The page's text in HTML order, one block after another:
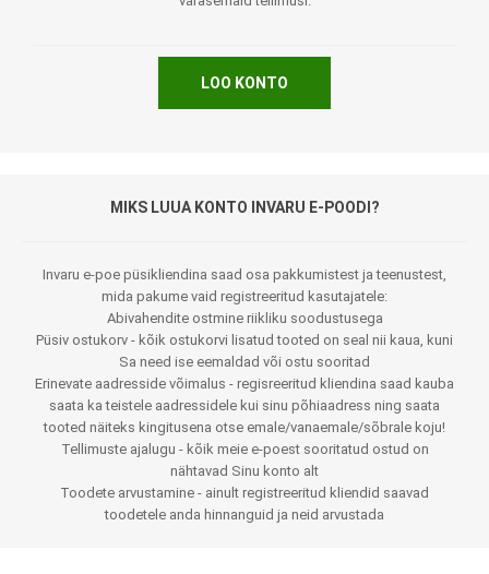
LOO KONTO
MIKS LUUA KONTO INVARU E-POODI?
Invaru e-poe püsikliendina saad osa pakkumistest ja teenustest,
mida pakume vaid registreeritud kasutajatele:
Abivahendite ostmine riikliku soodustusega
Püsiv ostukorv - kõik ostukorvi lisatud tooted on seal nii kaua, kuni
Sa need ise eemaldad või ostu sooritad
Erinevate aadresside võimalus - regisreeritud kliendina saad kauba
saata ka teistele aadressidele kui sinu põhiaadress ning saata
tooted näiteks kingitusena otse emale/vanaemale/sõbrale koju!
Tellimuste ajalugu - kõik meie e-poest sooritatud ostud on
nähtavad Sinu konto alt
Toodete arvustamine - ainult registreeritud kliendid saavad
toodetele anda hinnanguid ja neid arvustada